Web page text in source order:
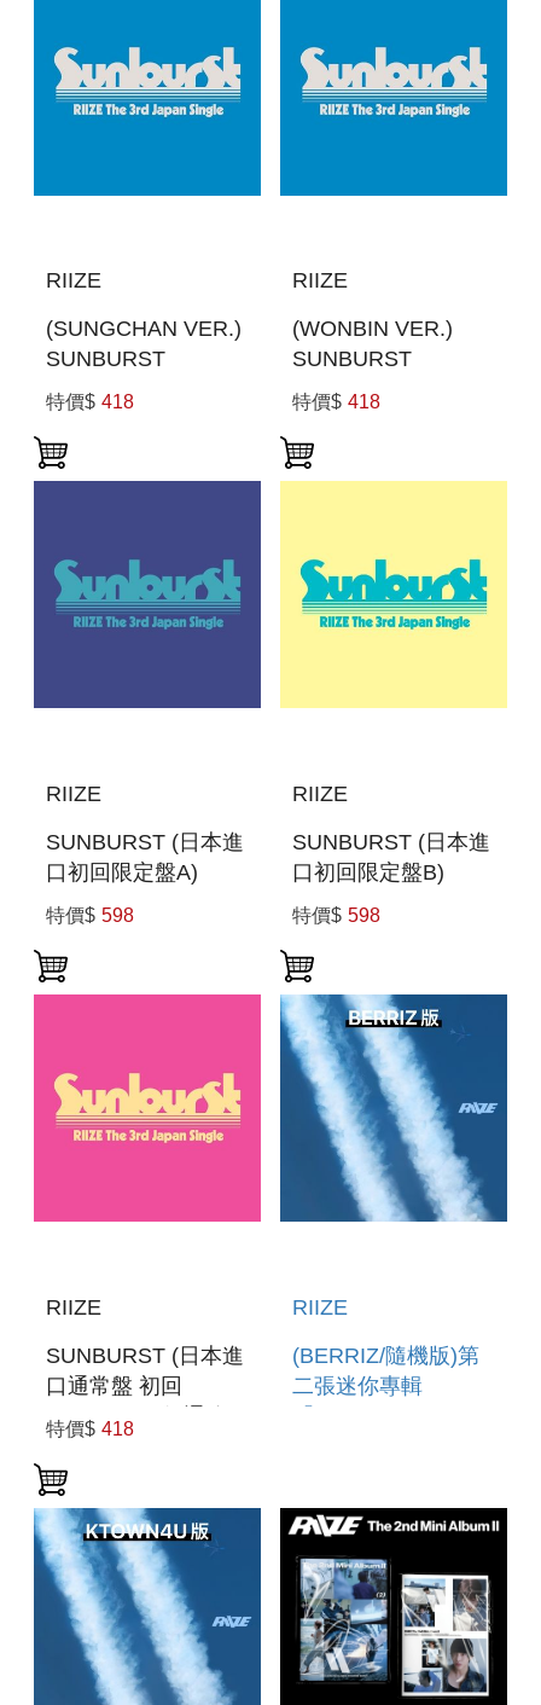
RIIZE
(SUNGCHAN VER.)
SUNBURST
(MEMBER SOLO
口一般通路版)
特價$ 418
RIIZE
(WONBIN VER.)
SUNBURST
(MEMBER SOLO
口一般通路版)
特價$ 418
RIIZE
SUNBURST (日本進
口初回限定盤A)
(CD+FOLDED
POSTER) (一般通路
版)
特價$ 598
RIIZE
SUNBURST (日本進
口初回限定盤B)
(CD+FOLDED
POSTER) (一般通路
版)
特價$ 598
RIIZE
SUNBURST (日本進
口通常盤 初回
PRESS) (一般通路
版)
特價$ 418
RIIZE
(BERRIZ/隨機版)第
二張迷你專輯